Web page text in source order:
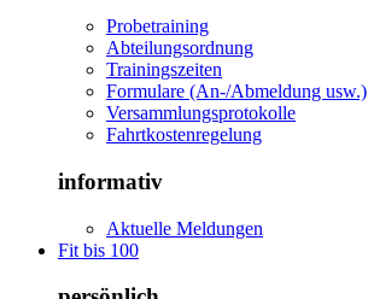
Probetraining
Abteilungsordnung
Trainingszeiten
Formulare (An-/Abmeldung usw.)
Versammlungsprotokolle
Fahrtkostenregelung
informativ
Aktuelle Meldungen
Fit bis 100